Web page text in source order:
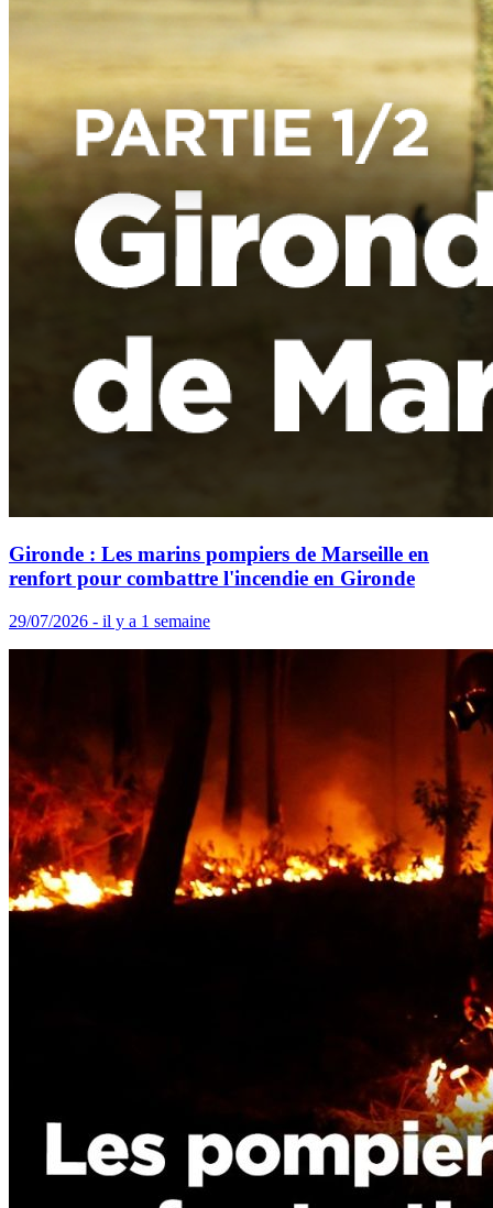
Gironde : Les marins pompiers de Marseille en
renfort pour combattre l'incendie en Gironde
29/07/2026 - il y a 1 semaine